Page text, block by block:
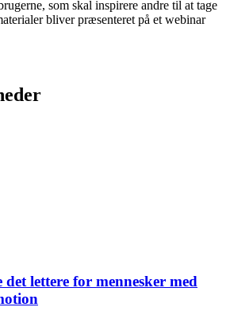
som skal inspirere andre til at tage
bliver præsenteret på et webinar
lettere for mennesker med